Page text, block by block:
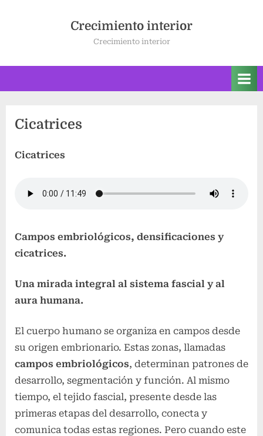
Crecimiento interior
Crecimiento interior
Cicatrices
Cicatrices
Campos embriológicos, densificaciones y
cicatrices.
Una mirada integral al sistema fascial y al
aura humana.
El cuerpo humano se organiza en campos desde
su origen embrionario. Estas zonas, llamadas
campos embriológicos, determinan patrones de
desarrollo, segmentación y función. Al mismo
tiempo, el tejido fascial, presente desde las
primeras etapas del desarrollo, conecta y
comunica todas estas regiones. Pero cuando este